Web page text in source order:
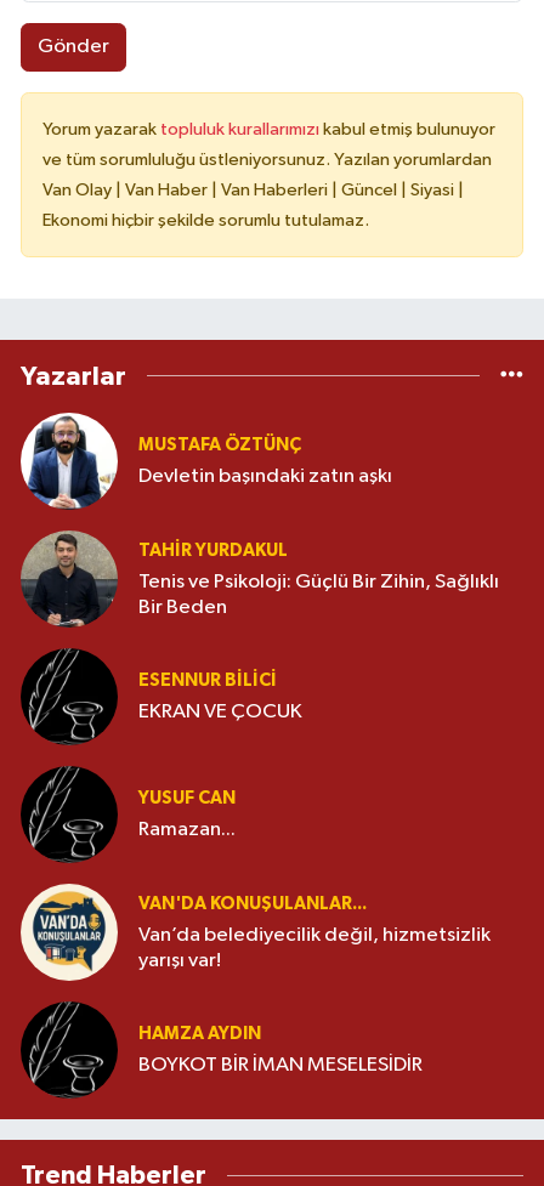
Gönder
Yorum yazarak topluluk kurallarımızı kabul etmiş bulunuyor
ve tüm sorumluluğu üstleniyorsunuz. Yazılan yorumlardan
Van Olay | Van Haber | Van Haberleri | Güncel | Siyasi |
Ekonomi hiçbir şekilde sorumlu tutulamaz.
Yazarlar
MUSTAFA ÖZTÜNÇ
Devletin başındaki zatın aşkı
TAHIR YURDAKUL
Tenis ve Psikoloji: Güçlü Bir Zihin, Sağlıklı
Bir Beden
ESENNUR BİLİCİ
EKRAN VE ÇOCUK
YUSUF CAN
Ramazan...
VAN'DA KONUŞULANLAR...
Van’da belediyecilik değil, hizmetsizlik
yarışı var!
HAMZA AYDIN
BOYKOT BİR İMAN MESELESİDİR
Trend Haberler